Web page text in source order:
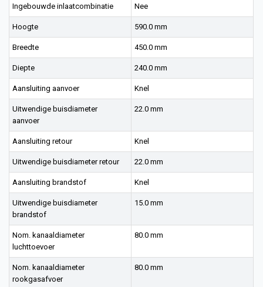
Ingebouwde inlaatcombinatie Nee
Hoogte 590.0 mm
Breedte 450.0 mm
Diepte 240.0 mm
Aansluiting aanvoer Knel
Uitwendige buisdiameter
aanvoer
22.0 mm
Aansluiting retour Knel
Uitwendige buisdiameter retour 22.0 mm
Aansluiting brandstof Knel
Uitwendige buisdiameter
brandstof
15.0 mm
Nom. kanaaldiameter
luchttoevoer
80.0 mm
Nom. kanaaldiameter
rookgasafvoer
80.0 mm